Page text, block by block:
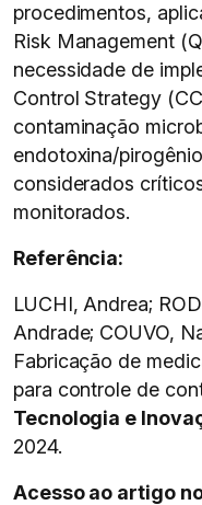
procedimentos,
Risk Management
necessidade de
Control Strategy
contaminação
endotoxina/
considerados
monitorados.
Referência:
LUCHI, Andrea;
Andrade; COUVO,
Fabricação de
para controle de
Tecnologia e
2024.
Acesso ao artigo